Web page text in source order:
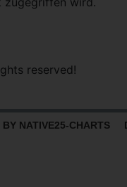
reserved!
NATIVE25-CHARTS